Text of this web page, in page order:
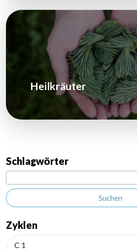
Schlagwörter
Suchen
Zyklen
C 1
Heilkräuter